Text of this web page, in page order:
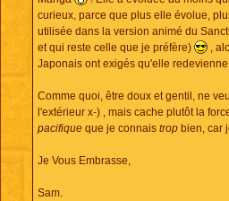
curieux, parce que plus elle évolue,
utilisée dans la version animé du
et qui reste celle que je préfère)
,
Japonais ont exigés qu'elle
Comme quoi, être doux et gentil, ne
l'extérieur x-) , mais cache plutôt la
pacifique que je connais trop bien, car
Je Vous Embrasse,
Sam.